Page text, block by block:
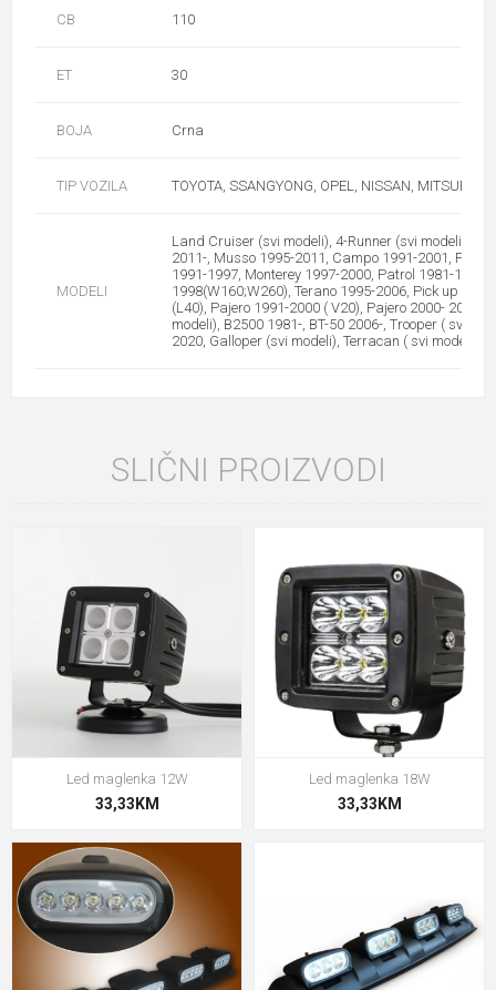
CB 110
ET 30
BOJA Crna
TIP VOZILA TOYOTA, SSANGYONG, OPEL, NISSAN,
MODELI
Land Cruiser (svi modeli), 4-Runner (svi modeli),
2011-, Musso 1995-2011, Campo 1991-2001,
1991-1997, Monterey 1997-2000, Patrol 1981-
1998(W160;W260), Terano 1995-2006, Pick up
(L40), Pajero 1991-2000 ( V20), Pajero 2000- 2007
modeli), B2500 1981-, BT-50 2006-, Trooper ( svi
2020, Galloper (svi modeli), Terracan ( svi modeli),
SLIČNI PROIZVODI
Led maglenka 12W
33,33KM
Led maglenka 18W
33,33KM